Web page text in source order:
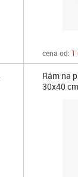
cena od: 1
Rám na
30x40 cm